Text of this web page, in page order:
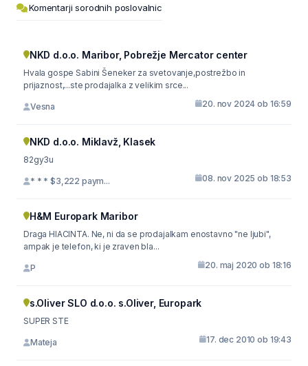
Komentarji sorodnih poslovalnic
NKD d.o.o. Maribor, Pobrežje Mercator center
Hvala gospe Sabini Šeneker za svetovanje,postrežbo in
prijaznost,...ste prodajalka z velikim srce...
Vesna 20. nov 2024 ob 16:59
NKD d.o.o. Miklavž, Klasek
82gy3u
* * * $3,222 paym... 08. nov 2025 ob 18:53
H&M Europark Maribor
Draga HIACINTA. Ne, ni da se prodajalkam enostavno "ne ljubi",
ampak je telefon, ki je zraven bla...
P 20. maj 2020 ob 18:16
s.Oliver SLO d.o.o. s.Oliver, Europark
SUPER STE
Mateja 17. dec 2010 ob 19:43